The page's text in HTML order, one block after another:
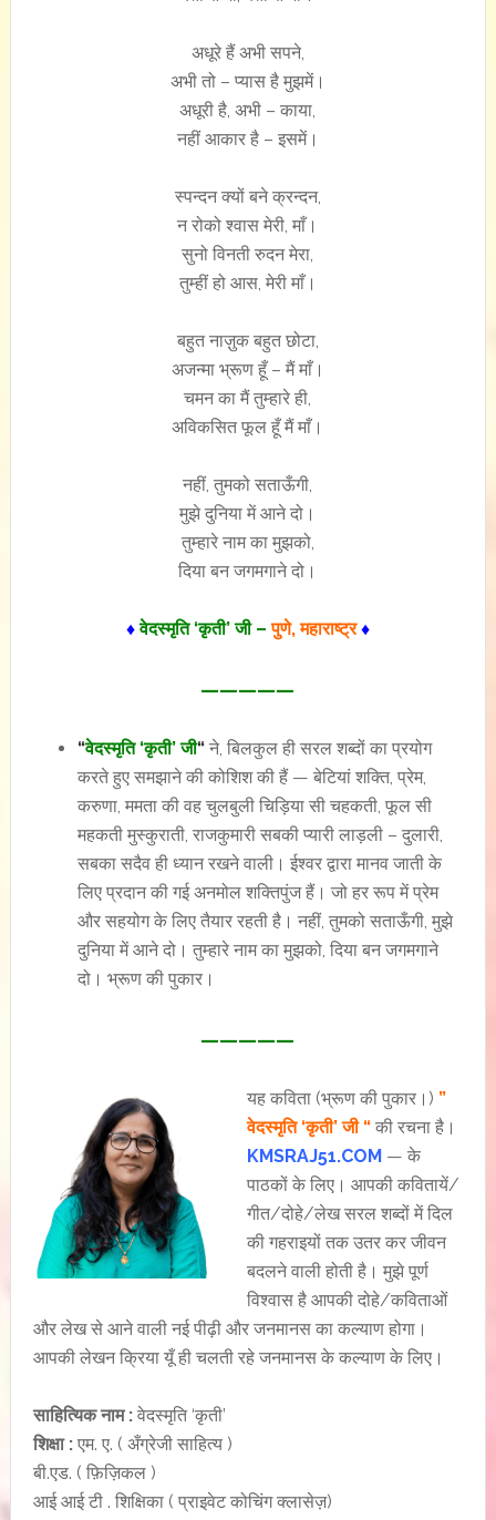
अधूरे हैं अभी सपने,
अभी तो – प्यास है मुझमें।
अधूरी है, अभी – काया,
नहीं आकार है – इसमें।
स्पन्दन क्यों बने क्रन्दन,
न रोको श्वास मेरी, माँ।
सुनो विनती रुदन मेरा,
तुम्हीं हो आस, मेरी माँ।
बहुत नाज़ुक बहुत छोटा,
अजन्मा भ्रूण हूँ – मैं माँ।
चमन का मैं तुम्हारे ही,
अविकसित फूल हूँ मैं माँ।
नहीं, तुमको सताऊँगी,
मुझे दुनिया में आने दो।
तुम्हारे नाम का मुझको,
दिया बन जगमगाने दो।
♦वेदस्मृति ‘कृती’ जी –पुणे, महाराष्ट्र ♦
—————
“वेदस्मृति ‘कृती’ जी“ने, बिलकुल ही सरल शब्दों का प्रयोग
करते हुए समझाने की कोशिश की हैं — बेटियां शक्ति, प्रेम,
करुणा, ममता की वह चुलबुली चिड़िया सी चहकती, फूल सी
महकती मुस्कुराती, राजकुमारी सबकी प्यारी लाड़ली – दुलारी,
सबका सदैव ही ध्यान रखने वाली। ईश्वर द्वारा मानव जाती के
लिए प्रदान की गई अनमोल शक्तिपुंज हैं। जो हर रूप में प्रेम
और सहयोग के लिए तैयार रहती है। नहीं, तुमको सताऊँगी, मुझे
दुनिया में आने दो। तुम्हारे नाम का मुझको, दिया बन जगमगाने
दो। भ्रूण की पुकार।
—————
यह कविता (भ्रूण की पुकार।) ”
वेदस्मृति ‘कृती’ जी “की रचना है।
KMSRAJ51.COM— के
पाठकों के लिए। आपकी कवितायें/
गीत/दोहे/लेख सरल शब्दों में दिल
की गहराइयों तक उतर कर जीवन
बदलने वाली होती है। मुझे पूर्ण
विश्वास है आपकी दोहे/कविताओं
और लेख से आने वाली नई पीढ़ी और जनमानस का कल्याण होगा।
आपकी लेखन क्रिया यूँ ही चलती रहे जनमानस के कल्याण के लिए।
साहित्यिक नाम :वेदस्मृति ‘कृती’
शिक्षा :एम. ए. ( अँग्रेजी साहित्य )
बी.एड. ( फ़िज़िकल )
आई आई टी . शिक्षिका ( प्राइवेट कोचिंग क्लासेज़)